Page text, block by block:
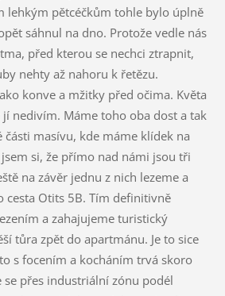
lehkým pětcéčkům tohle bylo úplně
sáhnul na dno. Protože vedle nás
před kterou se nechci ztrapnit,
nehty až nahoru k řetězu.
konve a mžitky před očima. Květa
jí nedivím. Máme toho oba dost a tak
části masívu, kde máme klídek na
si, že přímo nad námi jsou tři
na závěr jednu z nich lezeme a
cesta Otits 5B. Tím definitivně
a zahajujeme turistický
tůra zpět do apartmánu. Je to sice
s focením a kocháním trvá skoro
přes industriální zónu podél